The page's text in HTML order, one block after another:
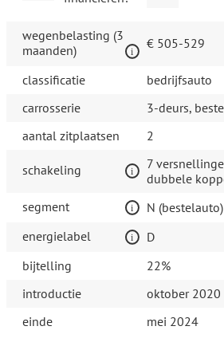
wegenbelasting (3
maanden)
€ 505-529
classificatie
bedrijfsauto
carrosserie
3-deurs,
aantal zitplaatsen
2
schakeling
7
dubbele
segment
N (bestelauto)
energielabel
D
bijtelling
22%
introductie
oktober 2020
einde
mei 2024